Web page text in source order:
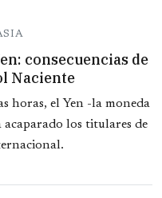
consecuencias de
Naciente
horas, el Yen -la moneda
acaparado los titulares de